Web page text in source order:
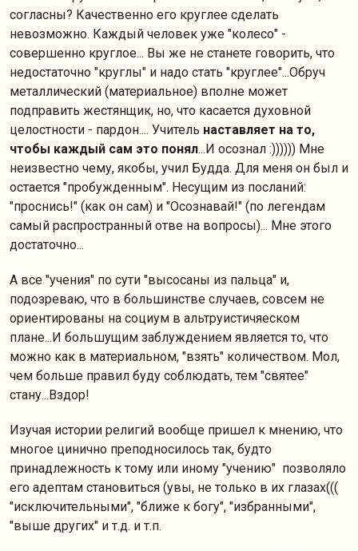
согласны? Качественно его круглее сделать
невозможно. Каждый человек уже "колесо" -
совершенно круглое... Вы же не станете говорить, что
недостаточно "круглы" и надо стать "круглее"...Обруч
металлический (материальное) вполне может
подправить жестянщик, но, что касается духовной
целостности - пардон.... Учитель наставляет на то,
чтобы каждый сам это понял...И осознал :)))))) Мне
неизвестно чему, якобы, учил Будда. Для меня он был и
остается "пробужденным". Несущим из посланий:
"проснись!" (как он сам) и "Осознавай!" (по легендам
самый распространный отве на вопросы)... Мне этого
достаточно...
А все "учения" по сути "высосаны из пальца" и,
подозреваю, что в большинстве случаев, совсем не
ориентированы на социум в альтруистичяеском
плане...И большущим заблуждением является то, что
можно как в материальном, "взять" количеством. Мол,
чем больше правил буду соблюдать, тем "святее"
стану...Вздор!
Изучая истории религий вообще пришел к мнению, что
многое цинично преподносилось так, будто
принадлежность к тому или иному "учению" позволяло
его адептам становиться (увы, не только в их глазах(((
"исключительными", "ближе к богу", "избранными",
"выше других" и т.д. и т.п.